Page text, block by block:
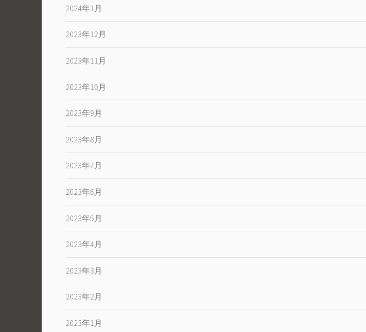
2024年1月
2023年12月
2023年11月
2023年10月
2023年9月
2023年8月
2023年7月
2023年6月
2023年5月
2023年4月
2023年3月
2023年2月
2023年1月